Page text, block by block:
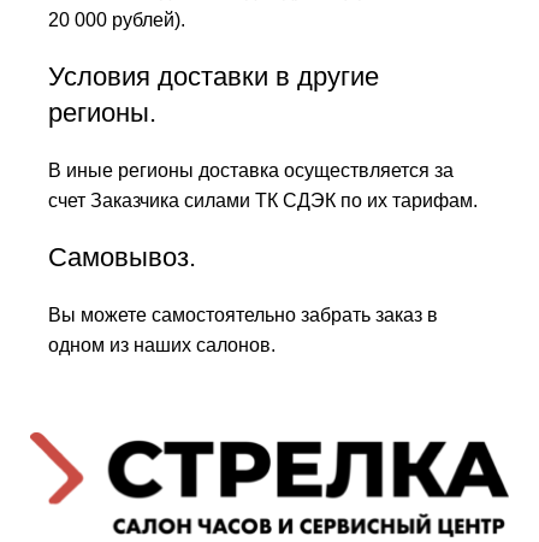
20 000 рублей).
Условия доставки в другие
регионы.
В иные регионы доставка осуществляется за
счет Заказчика силами ТК СДЭК по их тарифам.
Самовывоз.
Вы можете самостоятельно забрать заказ в
одном из наших салонов.